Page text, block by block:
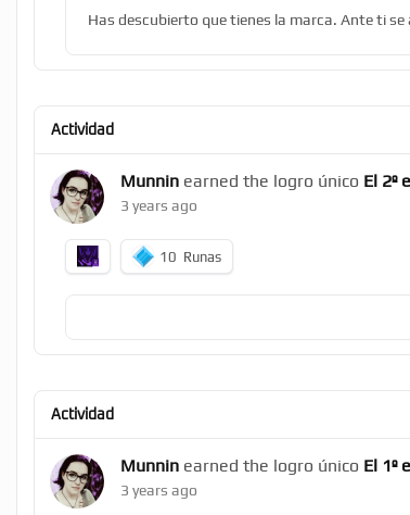
Has descubierto que tienes la marca. Ante ti
Actividad
Munnin earned the logro único El 2º
3 years ago
10 Runas
Actividad
Munnin earned the logro único El 1º
3 years ago